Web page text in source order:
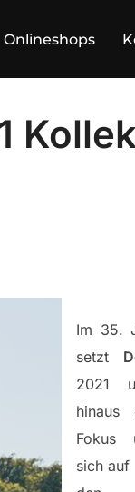
Onlineshops
Im 35.
setzt
2021
hinaus
Fokus
sich auf